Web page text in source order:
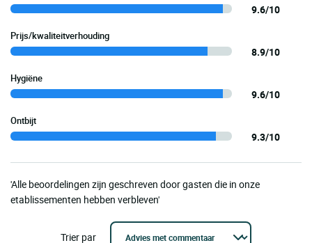
9.6/10
Prijs/kwaliteitverhouding
8.9/10
Hygiëne
9.6/10
Ontbijt
9.3/10
'Alle beoordelingen zijn geschreven door gasten die in onze
etablissementen hebben verbleven'
Trier par